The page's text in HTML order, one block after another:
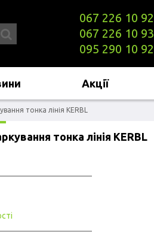
067 226 10 92
067 226 10 93
095 290 10 92
Акції
тонка лінія KERBL
тонка лінія KERBL